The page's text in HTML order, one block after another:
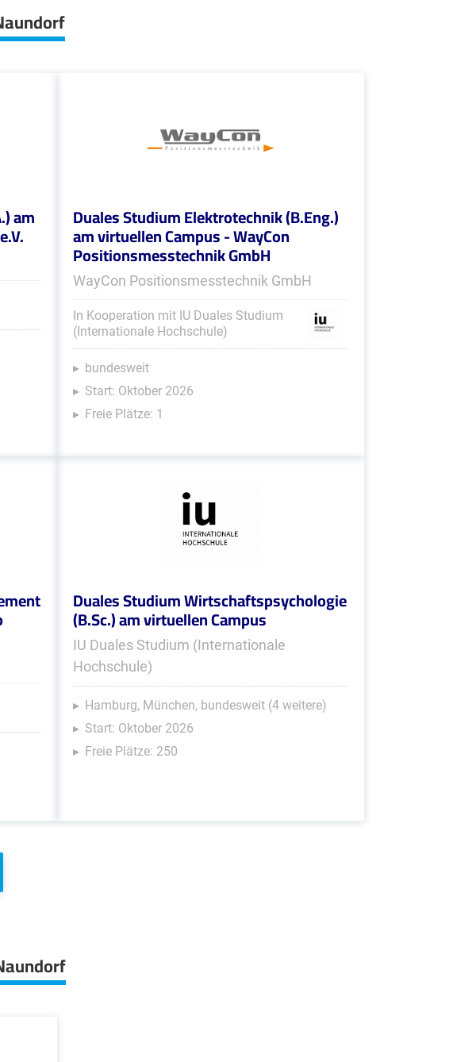
am Duales Studium Elektrotechnik (B.Eng.)
am virtuellen Campus - WayCon
Positionsmesstechnik GmbH
WayCon Positionsmesstechnik GmbH
In Kooperation mit IU Duales Studium
(Internationale Hochschule)
bundesweit
Start: Oktober 2026
Freie Plätze: 1
Duales Studium Wirtschaftspsychologie
(B.Sc.) am virtuellen Campus
IU Duales Studium (Internationale
Hochschule)
Hamburg, München, bundesweit (4 weitere)
Start: Oktober 2026
Freie Plätze: 250